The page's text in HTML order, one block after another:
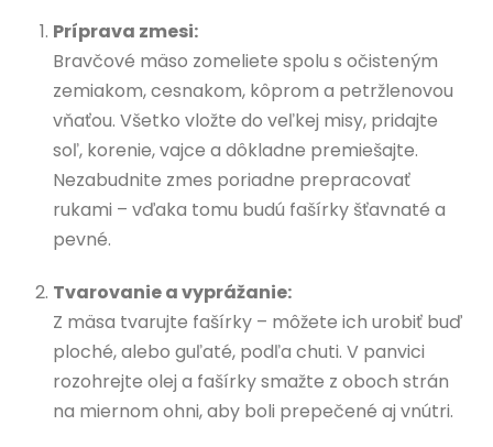
Príprava zmesi:
Bravčové mäso zomeliete spolu s očisteným
zemiakom, cesnakom, kôprom a petržlenovou
vňaťou. Všetko vložte do veľkej misy, pridajte
soľ, korenie, vajce a dôkladne premiešajte.
Nezabudnite zmes poriadne prepracovať
rukami – vďaka tomu budú fašírky šťavnaté a
pevné.
Tvarovanie a vyprážanie:
Z mäsa tvarujte fašírky – môžete ich urobiť buď
ploché, alebo guľaté, podľa chuti. V panvici
rozohrejte olej a fašírky smažte z oboch strán
na miernom ohni, aby boli prepečené aj vnútri.